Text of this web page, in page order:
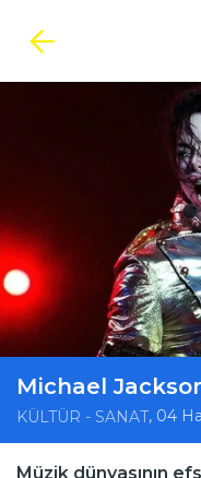
Michael
KÜLTÜR - SANAT, 04
Müzik dünyasının